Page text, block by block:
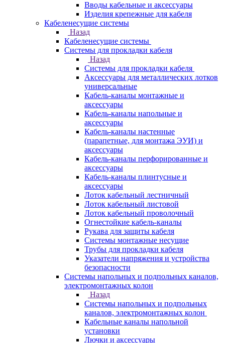
Вводы кабельные и аксессуары
Изделия крепежные для кабеля
Кабеленесущие системы
Назад
Кабеленесущие системы
Системы для прокладки кабеля
Назад
Системы для прокладки кабеля
Аксессуары для металлических лотков
универсальные
Кабель-каналы монтажные и
аксессуары
Кабель-каналы напольные и
аксессуары
Кабель-каналы настенные
(парапетные, для монтажа ЭУИ) и
аксессуары
Кабель-каналы перфорированные и
аксессуары
Кабель-каналы плинтусные и
аксессуары
Лоток кабельный лестничный
Лоток кабельный листовой
Лоток кабельный проволочный
Огнестойкие кабель-каналы
Рукава для защиты кабеля
Системы монтажные несущие
Трубы для прокладки кабеля
Указатели напряжения и устройства
безопасности
Системы напольных и подпольных каналов,
электромонтажных колон
Назад
Системы напольных и подпольных
каналов, электромонтажных колон
Кабельные каналы напольной
установки
Лючки и аксессуары